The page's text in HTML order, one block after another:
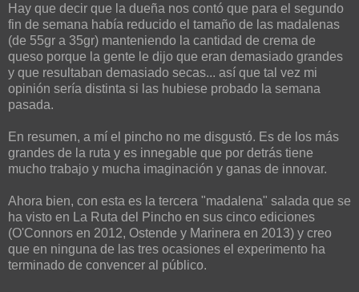
Hay que decir que la dueña nos contó que para el segundo
fin de semana había reducido el tamaño de las madalenas
(de 55gr a 35gr) manteniendo la cantidad de crema de
queso porque la gente le dijo que eran demasiado grandes
y que resultaban demasiado secas... así que tal vez mi
opinión sería distinta si las hubiese probado la semana
pasada.
En resumen, a mí el pincho no me disgustó. Es de los más
grandes de la ruta y es innegable que por detrás tiene
mucho trabajo y mucha imaginación y ganas de innovar.
Ahora bien, con esta es la tercera "madalena" salada que se
ha visto en La Ruta del Pincho en sus cinco ediciones
(O'Connors en 2012, Ostende y Marinera en 2013) y creo
que en ninguna de las tres ocasiones el experimento ha
terminado de convencer al público.